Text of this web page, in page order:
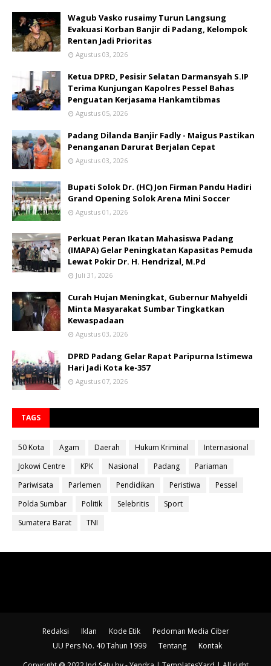
Wagub Vasko rusaimy Turun Langsung
Evakuasi Korban Banjir di Padang, Kelompok
Rentan Jadi Prioritas
Agustus 03, 2026
Ketua DPRD, Pesisir Selatan Darmansyah S.IP
Terima Kunjungan Kapolres Pessel Bahas
Penguatan Kerjasama Hankamtibmas
Agustus 05, 2026
Padang Dilanda Banjir Fadly - Maigus Pastikan
Penanganan Darurat Berjalan Cepat
Agustus 03, 2026
Bupati Solok Dr. (HC) Jon Firman Pandu Hadiri
Grand Opening Solok Arena Mini Soccer
Agustus 01, 2026
Perkuat Peran Ikatan Mahasiswa Padang
(IMAPA) Gelar Peningkatan Kapasitas Pemuda
Lewat Pokir Dr. H. Hendrizal, M.Pd
Juli 31, 2026
Curah Hujan Meningkat, Gubernur Mahyeldi
Minta Masyarakat Sumbar Tingkatkan
Kewaspadaan
Agustus 03, 2026
DPRD Padang Gelar Rapat Paripurna Istimewa
Hari Jadi Kota ke-357
Agustus 07, 2026
TAGS
50 Kota Agam Daerah Hukum Kriminal
Internasional
Jokowi Centre
KPK Nasional Padang
Pariaman
Pariwisata
Parlemen Pendidikan Peristiwa
Pessel
Polda Sumbar
Politik Selebritis
Sport
Sumatera Barat
TNI
Redaksi Iklan Kode Etik
Pedoman Media Ciber
UU Pers No. 40 Tahun 1999
Tentang
Kontak